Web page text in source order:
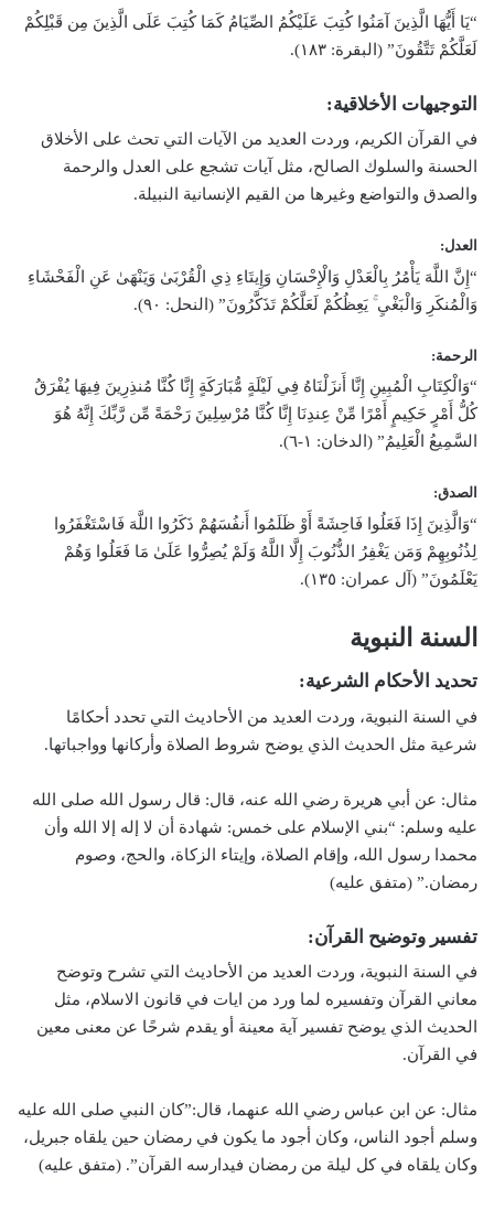
“يَا أَيُّهَا الَّذِينَ آمَنُوا كُتِبَ عَلَيْكُمُ الصِّيَامُ كَمَا كُتِبَ عَلَى الَّذِينَ مِن قَبْلِكُمْ
لَعَلَّكُمْ تَتَّقُونَ” (البقرة: ١٨٣).
التوجيهات الأخلاقية:
في القرآن الكريم، وردت العديد من الآيات التي تحث على الأخلاق
الحسنة والسلوك الصالح، مثل آيات تشجع على العدل والرحمة
والصدق والتواضع وغيرها من القيم الإنسانية النبيلة.
العدل:
“إِنَّ اللَّهَ يَأْمُرُ بِالْعَدْلِ وَالْإِحْسَانِ وَإِيتَاءِ ذِي الْقُرْبَىٰ وَيَنْهَىٰ عَنِ الْفَحْشَاءِ
وَالْمُنكَرِ وَالْبَغْيِ ۚ يَعِظُكُمْ لَعَلَّكُمْ تَذَكَّرُونَ” (النحل: ٩٠).
الرحمة:
“وَالْكِتَابِ الْمُبِينِ إِنَّا أَنزَلْنَاهُ فِي لَيْلَةٍ مُّبَارَكَةٍ إِنَّا كُنَّا مُنذِرِينَ فِيهَا يُفْرَقُ
كُلُّ أَمْرٍ حَكِيمٍ أَمْرًا مِّنْ عِندِنَا إِنَّا كُنَّا مُرْسِلِينَ رَحْمَةً مِّن رَّبِّكَ إِنَّهُ هُوَ
السَّمِيعُ الْعَلِيمُ” (الدخان: ١-٦).
الصدق:
“وَالَّذِينَ إِذَا فَعَلُوا فَاحِشَةً أَوْ ظَلَمُوا أَنفُسَهُمْ ذَكَرُوا اللَّهَ فَاسْتَغْفَرُوا
لِذُنُوبِهِمْ وَمَن يَغْفِرُ الذُّنُوبَ إِلَّا اللَّهُ وَلَمْ يُصِرُّوا عَلَىٰ مَا فَعَلُوا وَهُمْ
يَعْلَمُونَ” (آل عمران: ١٣٥).
السنة النبوية
تحديد الأحكام الشرعية:
في السنة النبوية، وردت العديد من الأحاديث التي تحدد أحكامًا
شرعية مثل الحديث الذي يوضح شروط الصلاة وأركانها وواجباتها.
مثال: عن أبي هريرة رضي الله عنه، قال: قال رسول الله صلى الله
عليه وسلم: “بني الإسلام على خمس: شهادة أن لا إله إلا الله وأن
محمدا رسول الله، وإقام الصلاة، وإيتاء الزكاة، والحج، وصوم
رمضان.” (متفق عليه)
تفسير وتوضيح القرآن:
في السنة النبوية، وردت العديد من الأحاديث التي تشرح وتوضح
معاني القرآن وتفسيره لما ورد من ايات في قانون الاسلام، مثل
الحديث الذي يوضح تفسير آية معينة أو يقدم شرحًا عن معنى معين
في القرآن.
مثال: عن ابن عباس رضي الله عنهما، قال:”كان النبي صلى الله عليه
وسلم أجود الناس، وكان أجود ما يكون في رمضان حين يلقاه جبريل،
وكان يلقاه في كل ليلة من رمضان فيدارسه القرآن”. (متفق عليه)